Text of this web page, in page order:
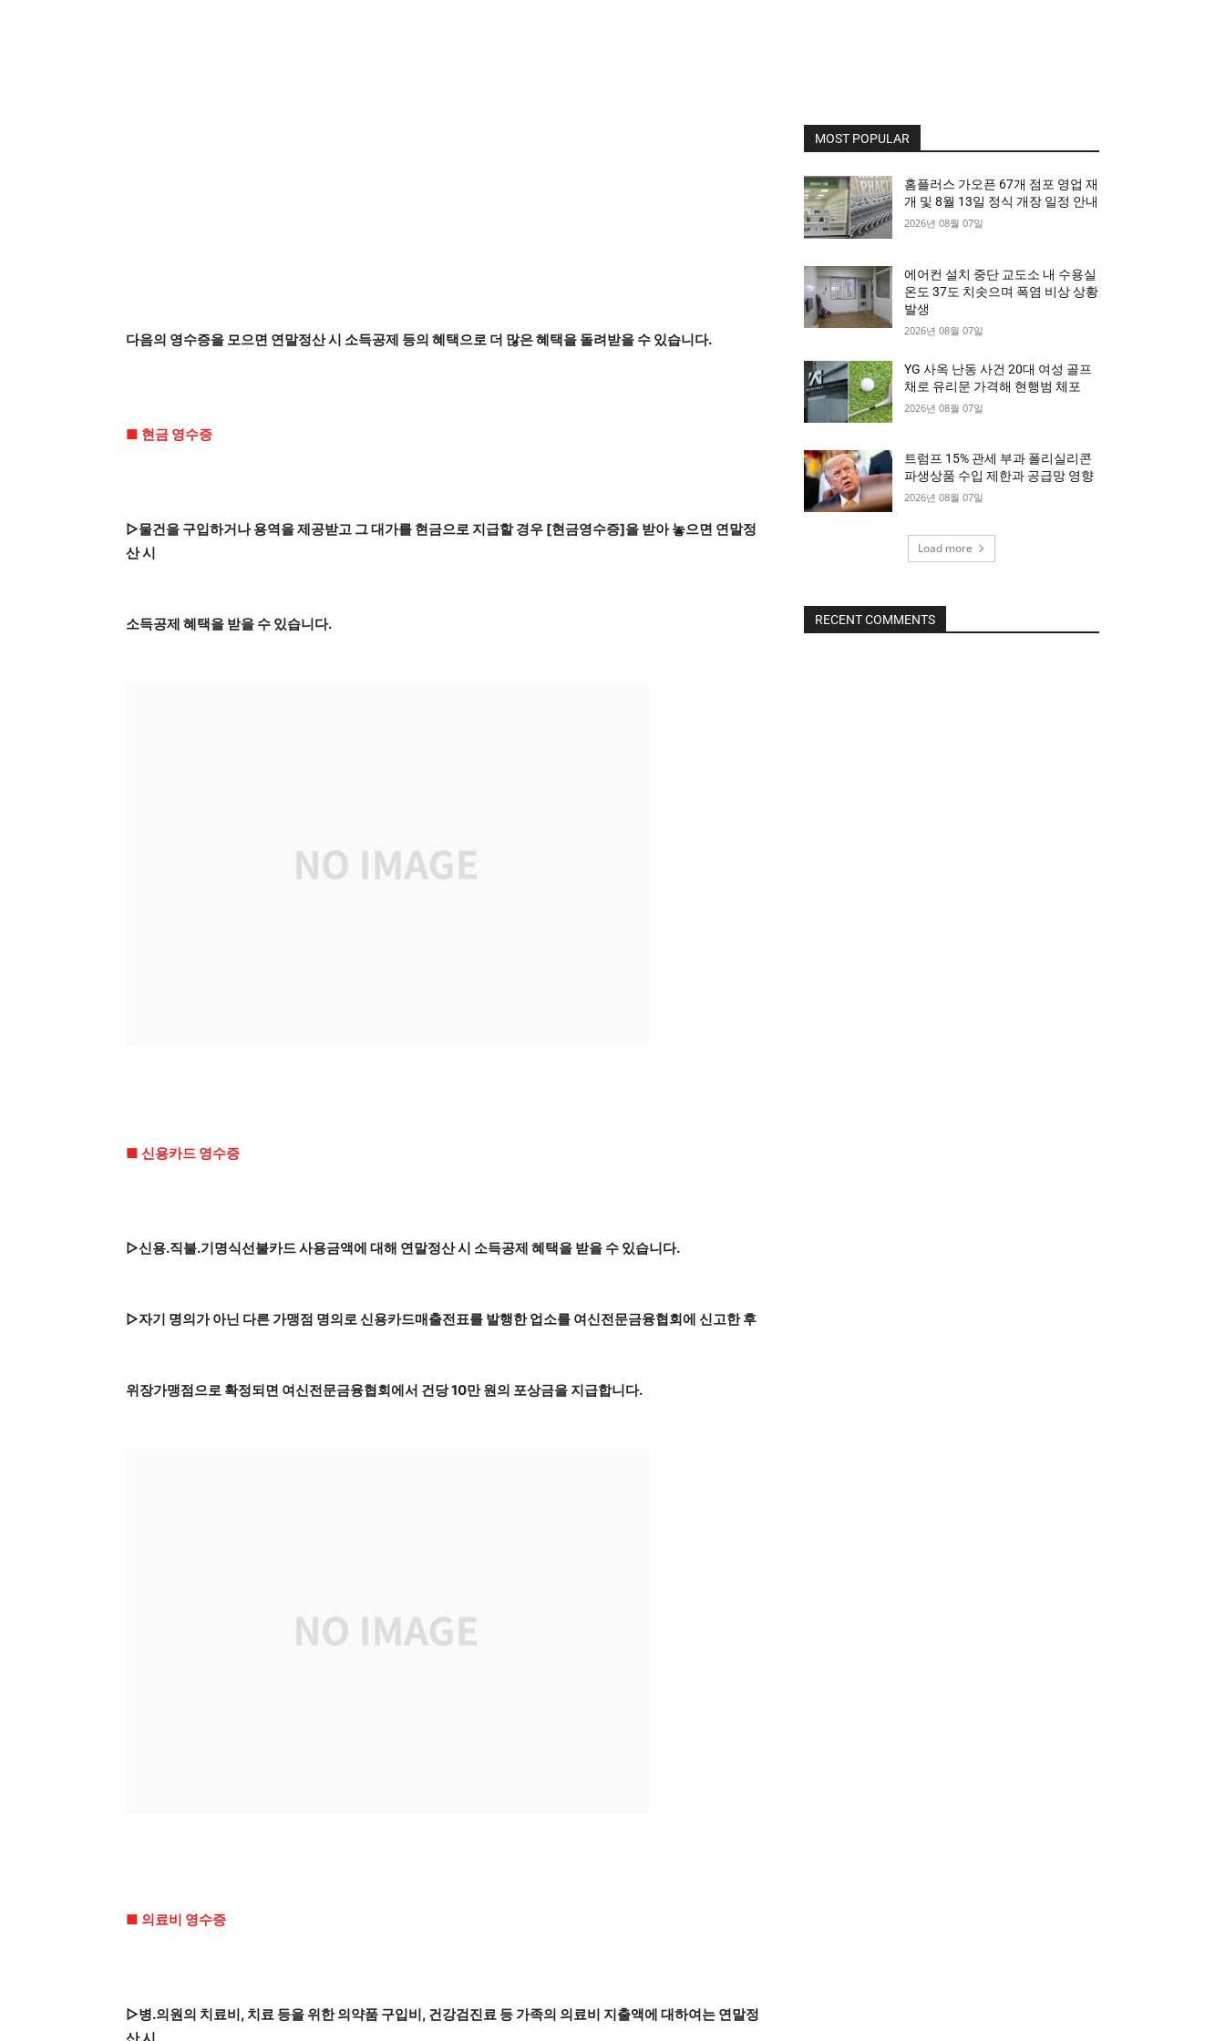
다음의 영수증을 모으면 연말정산 시 소득공제 등의 혜택으로 더 많은 혜택을 돌려받을 수 있습니다.
■ 현금 영수증
▷물건을 구입하거나 용역을 제공받고 그 대가를 현금으로 지급할 경우 [현금영수증]을 받아 놓으면 연말정
산 시
소득공제 혜택을 받을 수 있습니다.
■ 신용카드 영수증
▷신용.직불.기명식선불카드 사용금액에 대해 연말정산 시 소득공제 혜택을 받을 수 있습니다.
▷자기 명의가 아닌 다른 가맹점 명의로 신용카드매출전표를 발행한 업소를 여신전문금융협회에 신고한 후
위장가맹점으로 확정되면 여신전문금융협회에서 건당 10만 원의 포상금을 지급합니다.
■ 의료비 영수증
▷병.의원의 치료비, 치료 등을 위한 의약품 구입비, 건강검진료 등 가족의 의료비 지출액에 대하여는 연말정
MOST POPULAR
홈플러스 가오픈 67개 점포 영업 재
개 및 8월 13일 정식 개장 일정 안내
2026년 08월 07일
에어컨 설치 중단 교도소 내 수용실
온도 37도 치솟으며 폭염 비상 상황
발생
2026년 08월 07일
YG 사옥 난동 사건 20대 여성 골프
채로 유리문 가격해 현행범 체포
2026년 08월 07일
트럼프 15% 관세 부과 폴리실리콘
파생상품 수입 제한과 공급망 영향
2026년 08월 07일
Load more
RECENT COMMENTS